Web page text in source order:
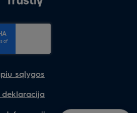
sąlygos
deklaracija